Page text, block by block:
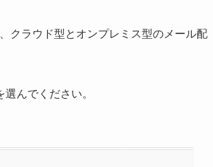
クラウド型とオンプレミス型のメール配
んでください。